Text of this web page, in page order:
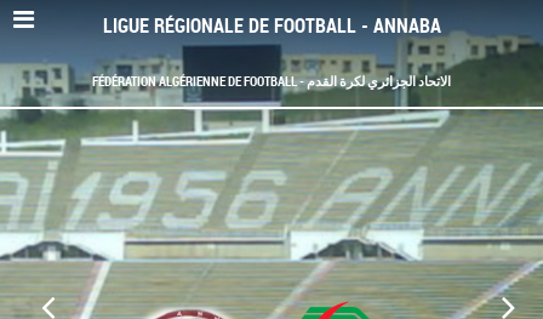
LIGUE RÉGIONALE DE FOOTBALL - ANNABA
FÉDÉRATION ALGÉRIENNE DE FOOTBALL - الاتحاد الجزائري لكرة القدم